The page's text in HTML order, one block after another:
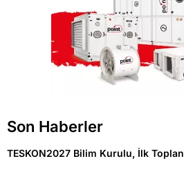
Son Haberler
TESKON2027 Bilim Kurulu, İlk